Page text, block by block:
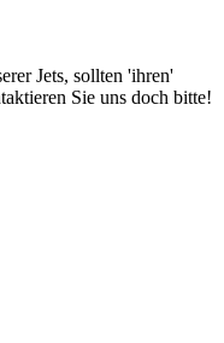
Jets, sollten 'ihren'
Sie uns doch bitte!